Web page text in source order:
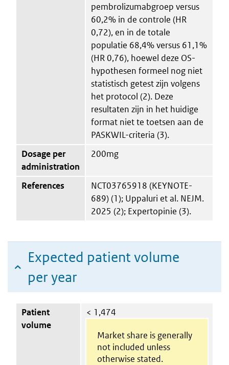
pembrolizumabgroep versus
60,2% in de controle (HR
0,72), en in de totale
populatie 68,4% versus 61,1%
(HR 0,76), hoewel deze OS-
hypothesen formeel nog niet
statistisch getest zijn volgens
het protocol (2). Deze
resultaten zijn in het huidige
format niet te toetsen aan de
PASKWIL-criteria (3).
Dosage per
administration
200mg
References
NCT03765918 (KEYNOTE-
689) (1); Uppaluri et al. NEJM.
2025 (2); Expertopinie (3).
Expected patient volume
per year
Patient
volume
< 1,474
Market share is generally
not included unless
otherwise stated.